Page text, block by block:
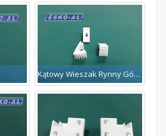
Kątowy Wieszak Rynny Górnej